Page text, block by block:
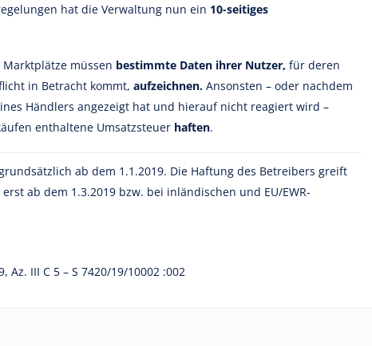
hat die Verwaltung nun ein 10-seitiges
müssen bestimmte Daten ihrer Nutzer, für deren
in Betracht kommt, aufzeichnen. Ansonsten – oder nachdem
Händlers angezeigt hat und hierauf nicht reagiert wird –
enthaltene Umsatzsteuer haften.
ab dem 1.1.2019. Die Haftung des Betreibers greift
ab dem 1.3.2019 bzw. bei inländischen und EU/EWR-
Az. III C 5 – S 7420/19/10002 :002